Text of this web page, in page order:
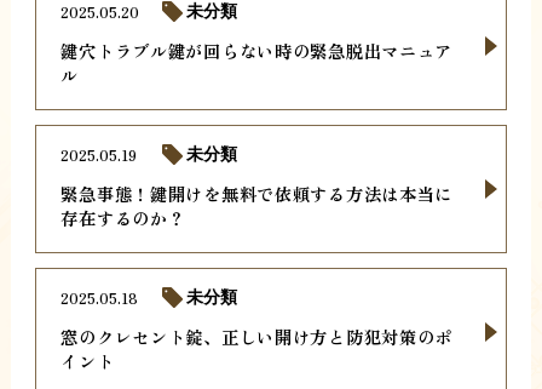
鍵穴トラブル鍵が回らない時の緊急脱出マニュア
ル
2025.05.20 未分類
緊急事態！鍵開けを無料で依頼する方法は本当に
存在するのか？
2025.05.19 未分類
窓のクレセント錠、正しい開け方と防犯対策のポ
イント
2025.05.18 未分類